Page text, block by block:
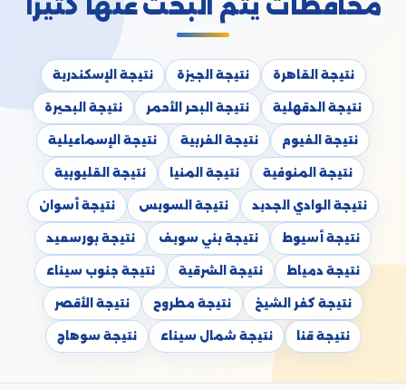
محافظات يتم البحث عنها كثيرًا
نتيجة القاهرة نتيجة الجيزة نتيجة الإسكندرية
نتيجة الدقهلية نتيجة البحر الأحمر نتيجة البحيرة
نتيجة الفيوم نتيجة الغربية نتيجة الإسماعيلية
نتيجة المنوفية نتيجة المنيا نتيجة القليوبية
نتيجة الوادي الجديد نتيجة السويس نتيجة أسوان
نتيجة أسيوط نتيجة بني سويف نتيجة بورسعيد
نتيجة دمياط نتيجة الشرقية نتيجة جنوب سيناء
نتيجة كفر الشيخ نتيجة مطروح نتيجة الأقصر
نتيجة قنا نتيجة شمال سيناء نتيجة سوهاج